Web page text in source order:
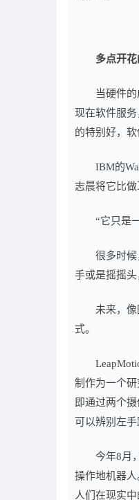
多点开
当硬件
现在软件服
的特别好，软
IBM的
志晨将它比做
“它只是
很多时
手或是摇摇头
未来，
式。
制作为一个
即通过两个
可以辨别左
今年8月
操作地机器
人们在现实